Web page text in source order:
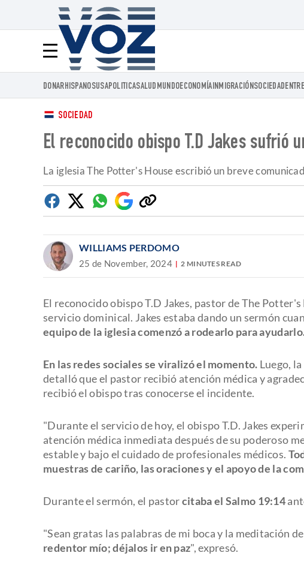
Menú
Voz.us
DONARHISPANOSUSAPOLITICASALUD MUNDOECONOMÍAINMIGRACIÓNSOCIEDAD
SOCIEDAD
El reconocido obispo T.D Jakes sufrió
La iglesia The Potter's House escribió un breve
Facebook
TwitterWhatsapp
Google
Discover
Copiar
enlace
WILLIAMS PERDOMO
25 de November, 2024 2 MINUTES READ
El reconocido obispo T.D Jakes, pastor de The
servicio dominical. Jakes estaba dando un sermón
equipo de la iglesia comenzó a rodearlo para
En las redes sociales se viralizó el momento. Luego,
detalló que el pastor recibió atención médica y
recibió el obispo tras conocerse el incidente.
"Durante el servicio de hoy, el obispo T.D. Jakes
atención médica inmediata después de su poderoso
estable y bajo el cuidado de profesionales médicos.
muestras de cariño, las oraciones y el apoyo de la
Durante el sermón, el pastorcitaba el Salmo 19:14
"Sean gratas las palabras de mi boca y la meditación
redentor mío; déjalos ir en paz", expresó.